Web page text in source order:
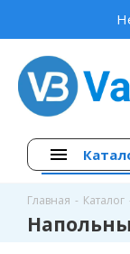
Главная - Каталог